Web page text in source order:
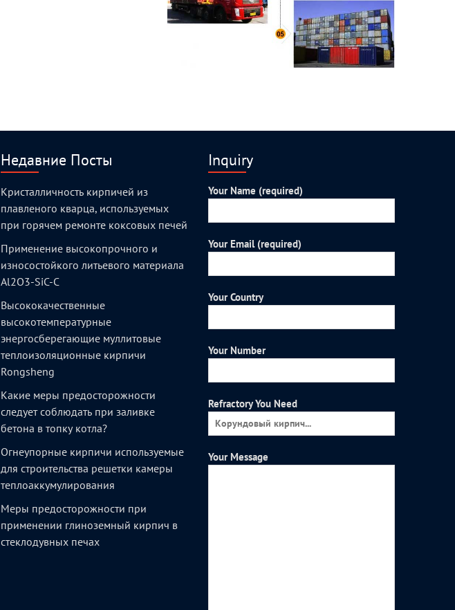
Недавние Посты
Кристалличность кирпичей из
плавленого кварца, используемых
при горячем ремонте коксовых печей
Применение высокопрочного и
износостойкого литьевого материала
Al2O3-SiC-C
Высококачественные
высокотемпературные
энергосберегающие муллитовые
теплоизоляционные кирпичи
Rongsheng
Какие меры предосторожности
следует соблюдать при заливке
бетона в топку котла?
Огнеупорные кирпичи используемые
для строительства решетки камеры
теплоаккумулирования
Меры предосторожности при
применении глиноземный кирпич в
стеклодувных печах
Inquiry
Your Name (required)
Your Email (required)
Your Country
Your Number
Refractory You Need
Your Message